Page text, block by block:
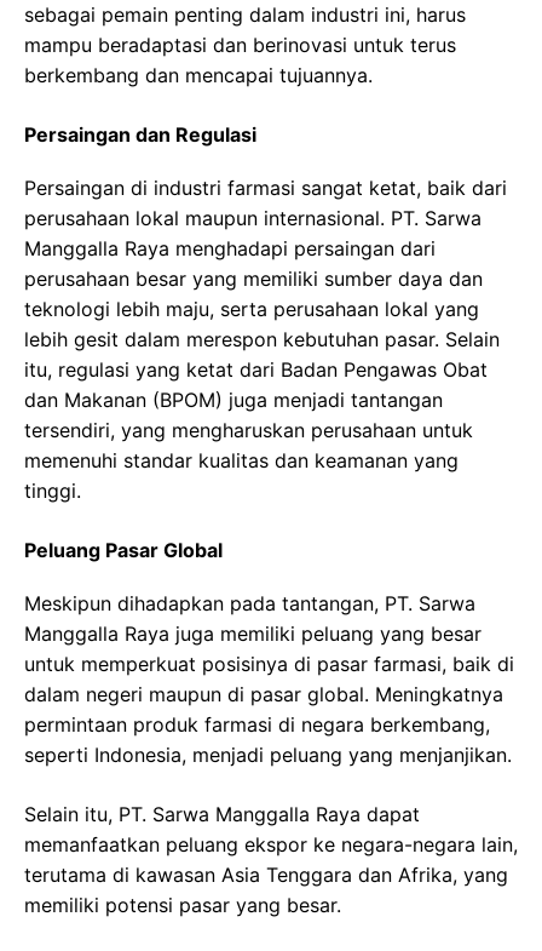
sebagai pemain penting dalam industri ini, harus
mampu beradaptasi dan berinovasi untuk terus
berkembang dan mencapai tujuannya.
Persaingan dan Regulasi
Persaingan di industri farmasi sangat ketat, baik dari
perusahaan lokal maupun internasional. PT. Sarwa
Manggalla Raya menghadapi persaingan dari
perusahaan besar yang memiliki sumber daya dan
teknologi lebih maju, serta perusahaan lokal yang
lebih gesit dalam merespon kebutuhan pasar. Selain
itu, regulasi yang ketat dari Badan Pengawas Obat
dan Makanan (BPOM) juga menjadi tantangan
tersendiri, yang mengharuskan perusahaan untuk
memenuhi standar kualitas dan keamanan yang
tinggi.
Peluang Pasar Global
Meskipun dihadapkan pada tantangan, PT. Sarwa
Manggalla Raya juga memiliki peluang yang besar
untuk memperkuat posisinya di pasar farmasi, baik di
dalam negeri maupun di pasar global. Meningkatnya
permintaan produk farmasi di negara berkembang,
seperti Indonesia, menjadi peluang yang menjanjikan.
Selain itu, PT. Sarwa Manggalla Raya dapat
memanfaatkan peluang ekspor ke negara-negara lain,
terutama di kawasan Asia Tenggara dan Afrika, yang
memiliki potensi pasar yang besar.